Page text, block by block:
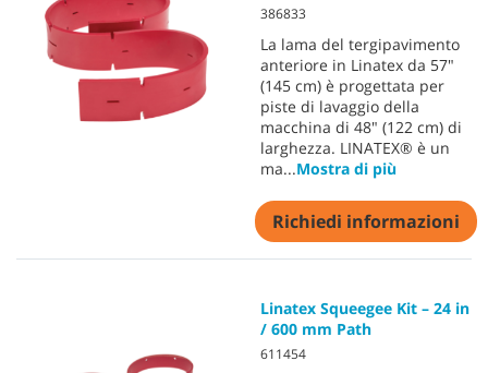
386833
La lama del tergipavimento
anteriore in Linatex da 57"
(145 cm) è progettata per
piste di lavaggio della
macchina di 48" (122 cm) di
larghezza. LINATEX® è un
ma...Mostra di più
Richiedi informazioni
Linatex Squeegee Kit – 24 in
/ 600 mm Path
611454